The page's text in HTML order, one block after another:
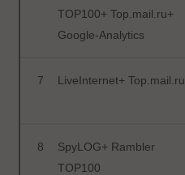
TOP100+ Top.mail.ru+
Google-Analytics
7 LiveInternet+ Top.mail.ru
8
SpyLOG+ Rambler
TOP100